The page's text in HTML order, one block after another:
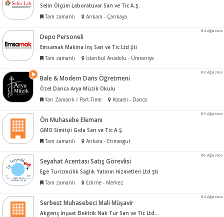
Selin Ölçüm Laboratuvar San ve Tic A.Ş.
Tam zamanlı
Ankara - Çankaya
04 Ağustos
Depo Personeli
Emsamak Makina İnş San ve Tic Ltd Şti
Tam zamanlı
İstanbul Anadolu - Ümraniye
03 Ağustos
Bale & Modern Dans Öğretmeni
Özel Darıca Arya Müzik Okulu
Yarı Zamanlı / Part-Time
Kocaeli - Darıca
03 Ağustos
Ön Muhasebe Elemanı
GMO Simitçii Gıda San ve Tic A.Ş.
Tam zamanlı
Ankara - Etimesgut
06 Ağustos
Seyahat Acentası Satış Görevlisi
Ege Turizmcilik Sağlık Yatırım Hizmetleri Ltd Şti
Tam zamanlı
Edirne - Merkez
04 Ağustos
Serbest Muhasebeci Mali Müşavir
Akgenç İnşaat Elektrik Nak Tur San ve Tic Ltd Şti